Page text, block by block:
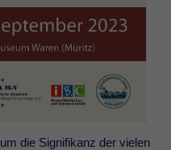
die Signifikanz der vielen